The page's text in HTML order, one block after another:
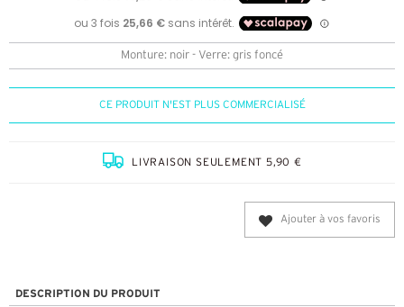
Monture: noir - Verre: gris foncé
CE PRODUIT N'EST PLUS COMMERCIALISÉ
LIVRAISON SEULEMENT 5,90 €
Ajouter à vos favoris
DESCRIPTION DU PRODUIT